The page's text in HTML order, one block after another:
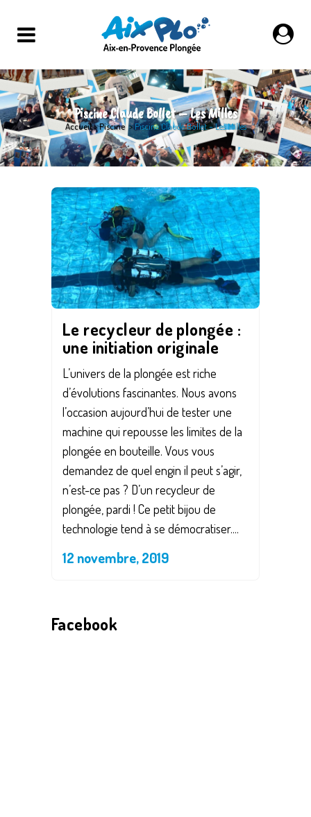
Piscine Claude Bollet – Les Milles
Accueil>Piscine >Piscine Claude Bollet – Les Milles
Le recycleur de plongée :
une initiation originale
L’univers de la plongée est riche
d’évolutions fascinantes. Nous avons
l’occasion aujourd’hui de tester une
machine qui repousse les limites de la
plongée en bouteille. Vous vous
demandez de quel engin il peut s’agir,
n’est-ce pas ? D’un recycleur de
plongée, pardi ! Ce petit bijou de
technologie tend à se démocratiser....
12 novembre, 2019
Facebook